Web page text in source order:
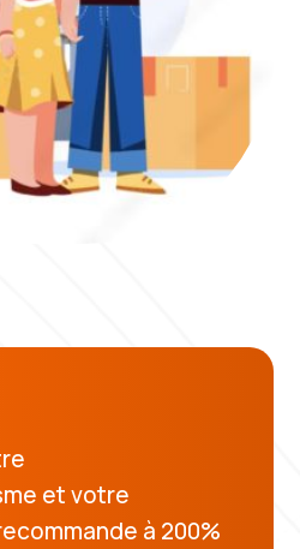
et votre
à 200%